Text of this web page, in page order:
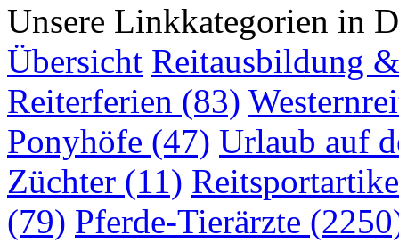
Unsere Linkkategorien in
Übersicht Reitausbildung
Reiterferien (83)
Ponyhöfe (47) Urlaub auf
Züchter (11)
(79) Pferde-Tierärzte